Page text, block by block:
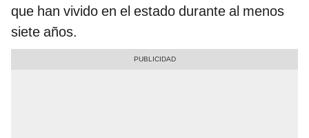
que han vivido en el estado durante al menos
siete años.